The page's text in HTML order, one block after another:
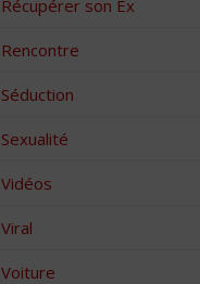
Récupérer son Ex
Rencontre
Séduction
Sexualité
Vidéos
Viral
Voiture